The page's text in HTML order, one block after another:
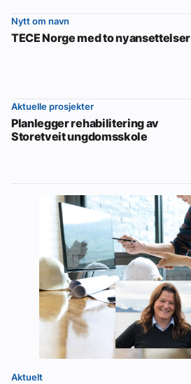
Nytt om navn
TECE Norge med to nyansettelser
Aktuelle prosjekter
Planlegger rehabilitering av
Storetveit ungdomsskole
Aktuelt